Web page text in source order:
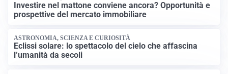
Investire nel mattone conviene ancora? Opportunità e
prospettive del mercato immobiliare
ASTRONOMIA, SCIENZA E CURIOSITÀ
Eclissi solare: lo spettacolo del cielo che affascina
l’umanità da secoli